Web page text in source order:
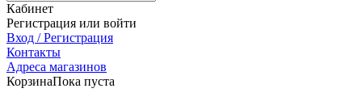
Кабинет
Регистрация или войти
Вход / Регистрация
Контакты
Адреса магазинов
КорзинаПока пуста